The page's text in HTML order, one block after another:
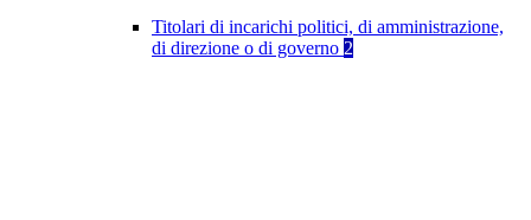
Titolari di incarichi politici, di amministrazione,
di direzione o di governo 2